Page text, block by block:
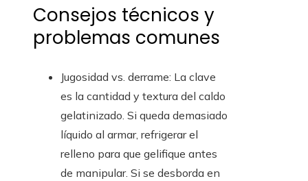
Consejos técnicos y
problemas comunes
Jugosidad vs. derrame: La clave
es la cantidad y textura del caldo
gelatinizado. Si queda demasiado
líquido al armar, refrigerar el
relleno para que gelifique antes
de manipular. Si se desborda en